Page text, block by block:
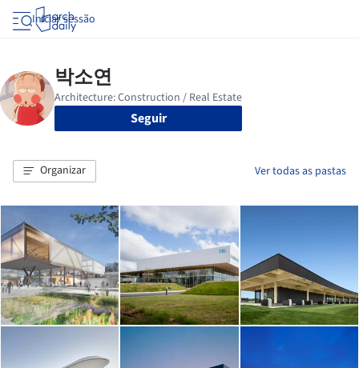
Iniciar sessão
Seguir
Organizar Ver todas as pastas